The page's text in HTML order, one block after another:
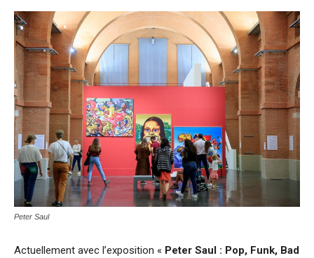
Peter Saul
Actuellement avec l’exposition « Peter Saul : Pop, Funk, Bad